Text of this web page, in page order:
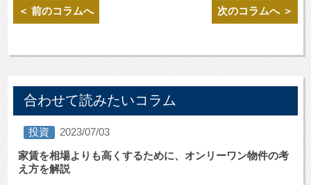
＜ 前のコラムへ 次のコラムへ ＞
合わせて読みたいコラム
投資
2023/07/03
家賃を相場よりも高くするために、オンリーワン物件の考
え方を解説